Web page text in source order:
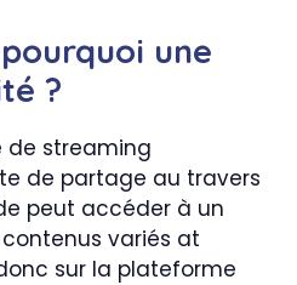
une
?
de streaming
de partage au travers
peut accéder à un
variés at
sur la plateforme